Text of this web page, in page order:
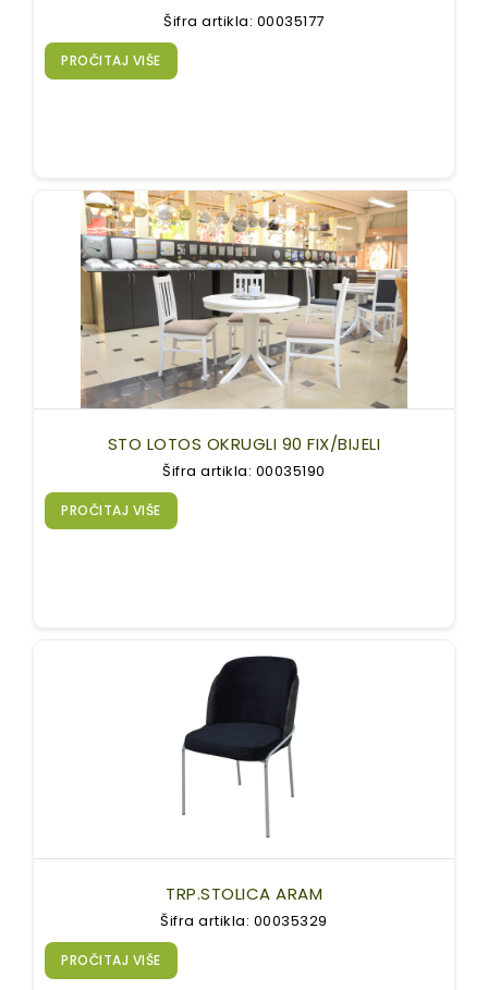
Šifra artikla: 00035177
PROČITAJ VIŠE
STO LOTOS OKRUGLI 90 FIX/BIJELI
Šifra artikla: 00035190
PROČITAJ VIŠE
TRP.STOLICA ARAM
Šifra artikla: 00035329
PROČITAJ VIŠE